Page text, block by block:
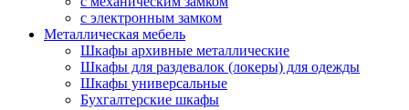
с электронным замком
Металлическая мебель
Шкафы архивные металлические
Шкафы для раздевалок (локеры) для одежды
Шкафы универсальные
Бухгалтерские шкафы